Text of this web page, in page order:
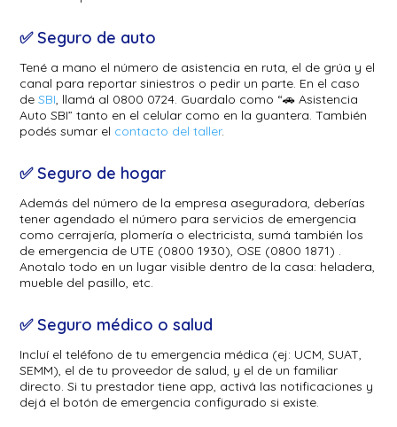
✅ Seguro de auto
Tené a mano el número de asistencia en ruta, el de grúa y el
canal para reportar siniestros o pedir un parte. En el caso
deSBI , llamá al 0800 0724. Guardalo como “🚗 Asistencia
Auto SBI” tanto en el celular como en la guantera. También
podés sumar el contacto del taller.
✅ Seguro de hogar
Además del número de la empresa aseguradora, deberías
tener agendado el número para servicios de emergencia
como cerrajería, plomería o electricista, sumá también los
de emergencia de UTE (0800 1930), OSE (0800 1871) .
Anotalo todo en un lugar visible dentro de la casa: heladera,
mueble del pasillo, etc.
✅ Seguro médico o salud
Incluí el teléfono de tu emergencia médica (ej: UCM, SUAT,
SEMM), el de tu proveedor de salud, y el de un familiar
directo. Si tu prestador tiene app, activá las notificaciones y
dejá el botón de emergencia configurado si existe.